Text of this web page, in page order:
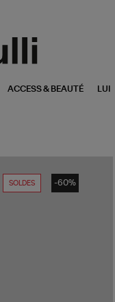
ACCESS & BEAUTÉ LUI
SOLDES -60%